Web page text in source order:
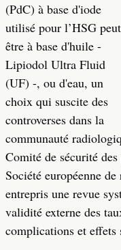
(PdC) à base d'iode
utilisé pour l’HSG peut
être à base d'huile -
Lipiodol Ultra Fluid
(UF) -, ou d'eau, un
choix qui suscite des
controverses dans la
communauté
Comité de sécurité
Société européenne
entrepris une revue
validité externe des
complications et effets